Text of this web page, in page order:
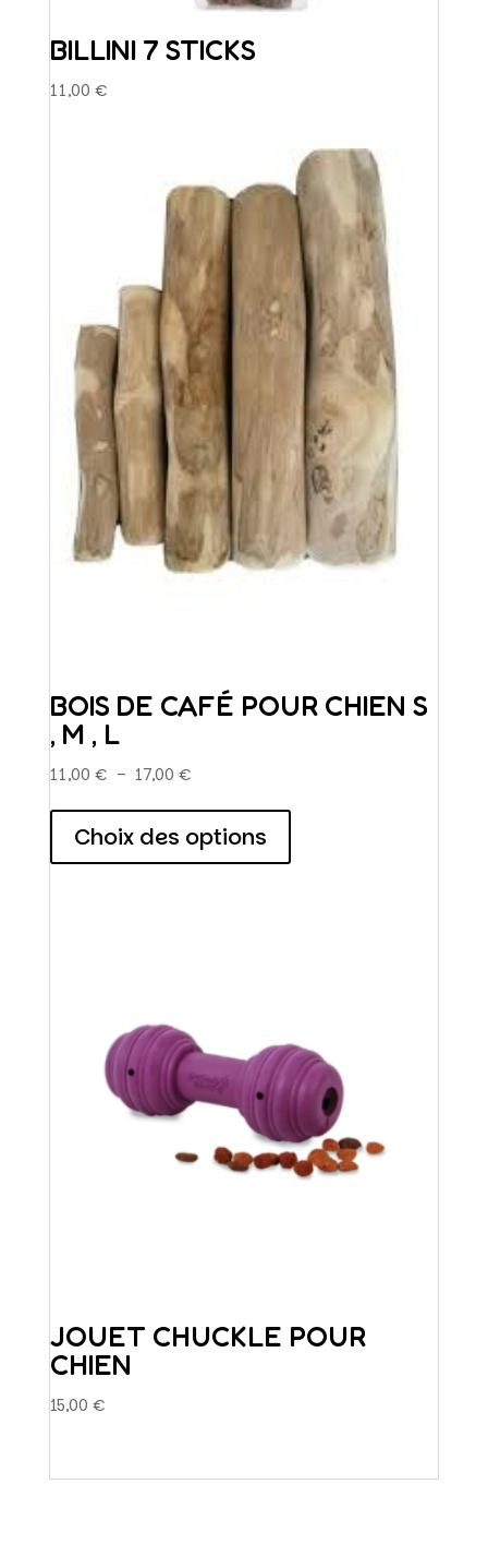
BILLINI 7 STICKS
11,00 €
BOIS DE CAFÉ POUR CHIEN S
, M , L
11,00 € – 17,00 €Plage
prix :
11,00 €
Choix des options
sur
la
page
du
produit
JOUET CHUCKLE POUR
CHIEN
15,00 €